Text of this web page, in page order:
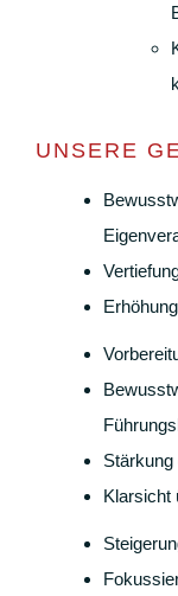
UNSERE
Klarsicht